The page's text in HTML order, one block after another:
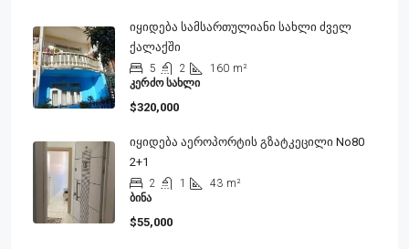
Იყიდება Სამსართულიანი Სახლი Ძველ
Ქალაქში
5 2 160 m²
ᲙᲔᲠᲫᲝ ᲡᲐᲮᲚᲘ
$320,000
Იყიდება Აეროპორტის Გზატკეცილი No80
2+1
2 1 43 m²
ᲑᲘᲜᲐ
$55,000